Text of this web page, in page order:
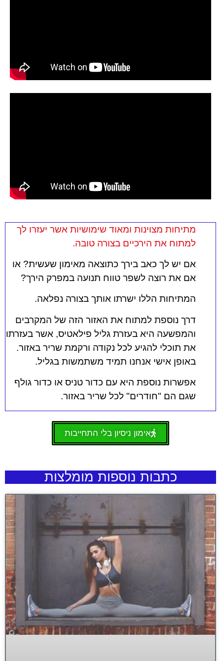
מתיחות מצוינות ומאוד שימושיות אשר יעזרו לך
למתוח את הירכיים בצורה טובה.
אם יש לך כאב בירך כתוצאה מאימון שעשית? או
אם את רוצה לשפר טווח תנועה במפרק הירך?
המתיחות הללו ישרתו אותך בצורה נפלאה.
דרך נוספת למתוח את האזור הזה של המקרבים
והמפשעה היא בעזרת גליל פילאטיס, אשר בעזרתו
את תוכלי להגיע לכל נקודה ורקמת שריר באזור.
באופן אישי אנחנו תמיד משתמשות בגליל.
אפשרות נוספת היא עם כדור טניס או כדור גולף
שגם הם "חודרים" לכל שריר באזור.
אימון ניסיון בלי התחייבות
כתבות נוספות מומלצות